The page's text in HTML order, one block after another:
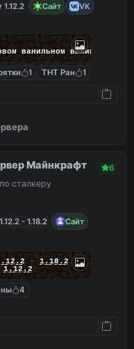
1.12.2 Сайт VK
ванильном выживании
1 ТНТ Ран 1
Майнкрафт 6
сталкеру
- 1.18.2
Сайт
- 1.18.2
1.12.2
4